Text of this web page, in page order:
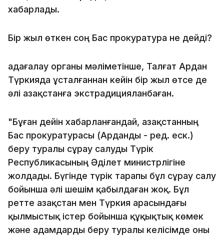
хабарлады.
Бір жыл өткен соң Бас прокуратура не дейді?
Қадағалау органы мәліметінше, Талғат Ардан
Түркияда ұсталғаннан кейін бір жыл өтсе де
әлі Қазақстанға экстрадицияланбаған.
"Бұған дейін хабарланғандай, Қазақстанның
Бас прокуратурасы (Арданды - ред. еск.)
беру туралы сұрау салуды Түрік
Республикасының Әділет министрлігіне
жолдады. Бүгінде түрік тарапы бұл сұрау салу
бойынша әлі шешім қабылдаған жоқ. Бұл
ретте Қазақстан мен Түркия арасындағы
қылмыстық істер бойынша құқықтық көмек
және адамдарды беру туралы келісімде оны